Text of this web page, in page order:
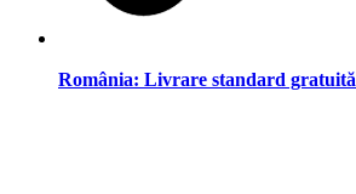
România: Livrare standard gratuită